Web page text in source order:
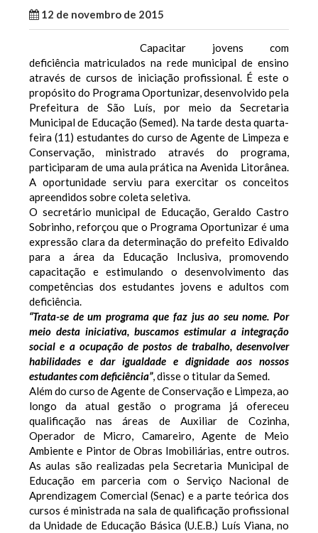
12 de novembro de 2015
Capacitar jovens com
deficiência matriculados na rede municipal de ensino
através de cursos de iniciação profissional. É este o
propósito do Programa Oportunizar, desenvolvido pela
Prefeitura de São Luís, por meio da Secretaria
Municipal de Educação (Semed). Na tarde desta quarta-
feira (11) estudantes do curso de Agente de Limpeza e
Conservação, ministrado através do programa,
participaram de uma aula prática na Avenida Litorânea.
A oportunidade serviu para exercitar os conceitos
apreendidos sobre coleta seletiva.
O secretário municipal de Educação, Geraldo Castro
Sobrinho, reforçou que o Programa Oportunizar é uma
expressão clara da determinação do prefeito Edivaldo
para a área da Educação Inclusiva, promovendo
capacitação e estimulando o desenvolvimento das
competências dos estudantes jovens e adultos com
deficiência.
“Trata-se de um programa que faz jus ao seu nome. Por
meio desta iniciativa, buscamos estimular a integração
social e a ocupação de postos de trabalho, desenvolver
habilidades e dar igualdade e dignidade aos nossos
estudantes com deficiência”, disse o titular da Semed.
Além do curso de Agente de Conservação e Limpeza, ao
longo da atual gestão o programa já ofereceu
qualificação nas áreas de Auxiliar de Cozinha,
Operador de Micro, Camareiro, Agente de Meio
Ambiente e Pintor de Obras Imobiliárias, entre outros.
As aulas são realizadas pela Secretaria Municipal de
Educação em parceria com o Serviço Nacional de
Aprendizagem Comercial (Senac) e a parte teórica dos
cursos é ministrada na sala de qualificação profissional
da Unidade de Educação Básica (U.E.B.) Luís Viana, no